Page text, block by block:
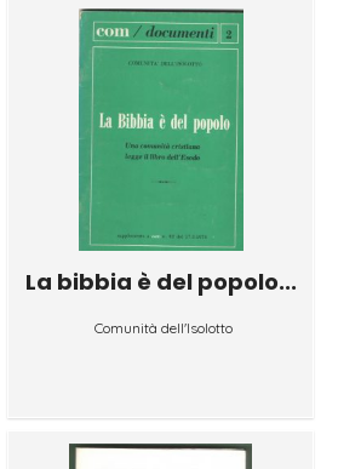
La bibbia è del popolo...
Comunità dell'Isolotto